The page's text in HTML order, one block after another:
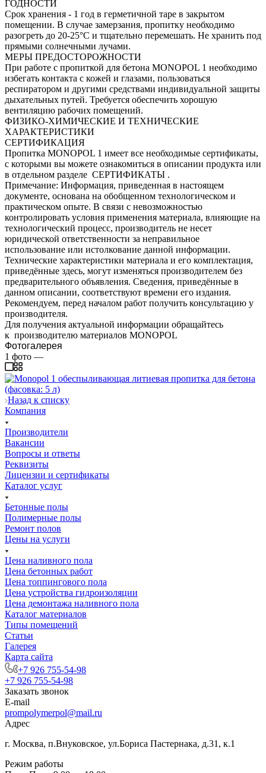
ГОДНОСТИ
Срок хранения - 1 год в герметичной таре в закрытом
помещении. В случае замерзания, пропитку необходимо
разогреть до 20-25°С и тщательно перемешать. Не хранить под
прямыми солнечными лучами.
МЕРЫ ПРЕДОСТОРОЖНОСТИ
При работе с пропиткой для бетона MONOPOL 1 необходимо
избегать контакта с кожей и глазами, пользоваться
респиратором и другими средствами индивидуальной защиты
дыхательных путей. Требуется обеспечить хорошую
вентиляцию рабочих помещений.
ФИЗИКО-ХИМИЧЕСКИЕ И ТЕХНИЧЕСКИЕ
ХАРАКТЕРИСТИКИ
СЕРТИФИКАЦИЯ
Пропитка MONOPOL 1 имеет все необходимые сертификаты,
с которыми вы можете ознакомиться в описании продукта или
в отдельном разделе СЕРТИФИКАТЫ .
Примечание: Информация, приведенная в настоящем
документе, основана на обобщенном технологическом и
практическом опыте. В связи с невозможностью
контролировать условия применения материала, влияющие на
технологический процесс, производитель не несет
юридической ответственности за неправильное
использование или истолкование данной информации.
Технические характеристики материала и его комплектация,
приведённые здесь, могут изменяться производителем без
предварительного объявления. Сведения, приведённые в
данном описании, соответствуют времени его издания.
Рекомендуем, перед началом работ получить консультацию у
производителя.
Для получения актуальной информации обращайтесь
к производителю материалов MONOPOL
Фотогалерея
1 фото —
Назад к списку
Компания
Производители
Вакансии
Вопросы и ответы
Реквизиты
Лицензии и сертификаты
Каталог услуг
Бетонные полы
Полимерные полы
Ремонт полов
Цены на услуги
Цена наливного пола
Цена бетонных работ
Цена топпингового пола
Цена устройства гидроизоляции
Цена демонтажа наливного пола
Каталог материалов
Типы помещений
Статьи
Галерея
Карта сайта
+7 926 755-54-98
+7 926 755-54-98
Заказать звонок
E-mail
prompolymerpol@mail.ru
Адрес
г. Москва, п.Внуковское, ул.Бориса Пастернака, д.31, к.1
Режим работы